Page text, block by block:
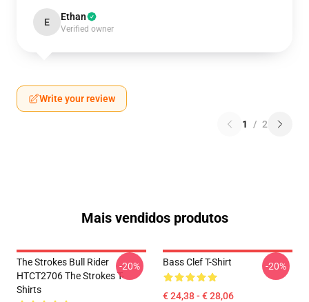
E Ethan
Verified owner
Write your review
1 / 2
Mais vendidos produtos
The Strokes Bull Rider
HTCT2706 The Strokes T-
Shirts
-20% Bass Clef T-Shirt
€ 24,38 - € 28,06
-20%